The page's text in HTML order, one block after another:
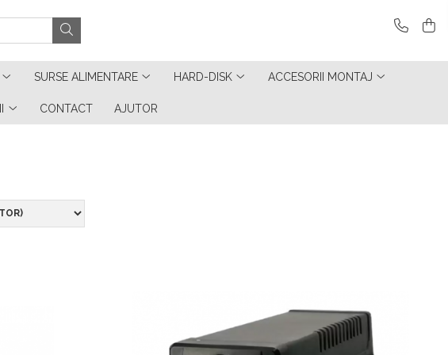
SURSE ALIMENTARE HARD-DISK ACCESORII MONTAJ
CONTACT AJUTOR